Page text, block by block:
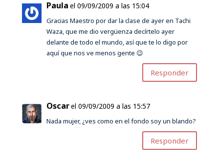
Paula el 09/09/2009 a las 15:04
Gracias Maestro por dar la clase de ayer en Tachi
Waza, que me dio vergüenza decírtelo ayer
delante de todo el mundo, así que te lo digo por
aquí que nos ve menos gente 😉
Responder
Oscarel 09/09/2009 a las 15:57
Nada mujer, ¿ves como en el fondo soy un blando?
Responder